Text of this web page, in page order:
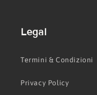
Legal
Termini & Condizioni
Privacy Policy